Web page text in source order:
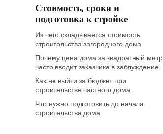
Стоимость, сроки и
подготовка к стройке
Из чего складывается стоимость
строительства загородного дома
Почему цена дома за квадратный метр
часто вводит заказчика в заблуждение
Как не выйти за бюджет при
строительстве частного дома
Что нужно подготовить до начала
строительства дома